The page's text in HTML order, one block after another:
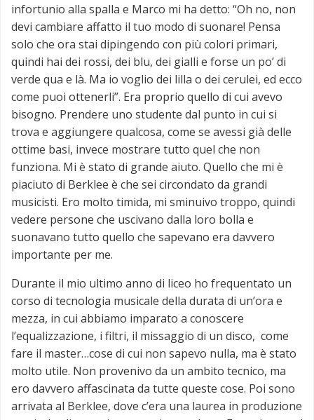
infortunio alla spalla e Marco mi ha detto: “Oh no, non
devi cambiare affatto il tuo modo di suonare! Pensa
solo che ora stai dipingendo con più colori primari,
quindi hai dei rossi, dei blu, dei gialli e forse un po’ di
verde qua e là. Ma io voglio dei lilla o dei cerulei, ed ecco
come puoi ottenerli”. Era proprio quello di cui avevo
bisogno. Prendere uno studente dal punto in cui si
trova e aggiungere qualcosa, come se avessi già delle
ottime basi, invece mostrare tutto quel che non
funziona. Mi è stato di grande aiuto. Quello che mi è
piaciuto di Berklee è che sei circondato da grandi
musicisti. Ero molto timida, mi sminuivo troppo, quindi
vedere persone che uscivano dalla loro bolla e
suonavano tutto quello che sapevano era davvero
importante per me.
Durante il mio ultimo anno di liceo ho frequentato un
corso di tecnologia musicale della durata di un’ora e
mezza, in cui abbiamo imparato a conoscere
l’equalizzazione, i filtri, il missaggio di un disco, come
fare il master…cose di cui non sapevo nulla, ma è stato
molto utile. Non provenivo da un ambito tecnico, ma
ero davvero affascinata da tutte queste cose. Poi sono
arrivata al Berklee, dove c’era una laurea in produzione